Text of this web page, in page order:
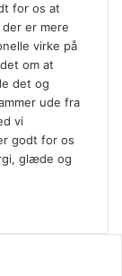
for os at
er mere
virke på
om at
det og
ude fra
vi
godt for os
glæde og